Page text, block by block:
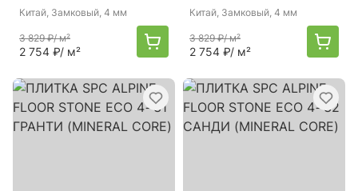
Китай, Замковый, 4 мм
3 829 ₽/ м²
2 754 ₽/ м²
Китай, Замковый, 4 мм
3 829 ₽/ м²
2 754 ₽/ м²